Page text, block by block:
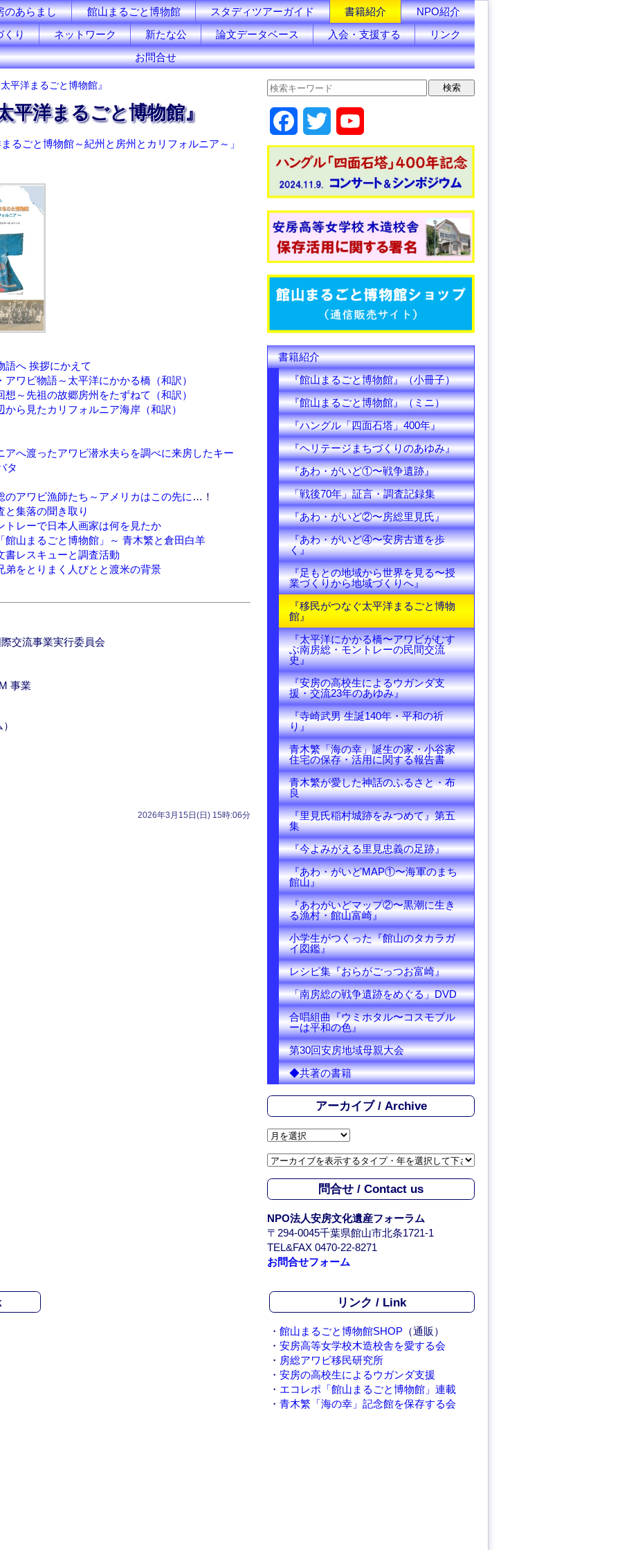
のあらまし 館山まるごと博物館 スタディツアーガイド 書籍紹介
NPO紹介
くり
ネットワーク 新たな公 論文データベース 入会・支援する
リンク
お問合せ
平洋まるごと博物館』
平洋まるごと博物館』
るごと博物館～紀州と房州とカリフォルニア～」
語へ 挨拶にかえて
ワビ物語～太平洋にかかる橋（和訳）
～先祖の故郷房州をたずねて（和訳）
ら見たカリフォルニア海岸（和訳）
へ渡ったアワビ潜水夫らを調べに来房したキー
タ
アワビ漁師たち～アメリカはこの先に …！
と集落の聞き取り
レーで日本人画家は何を見たか
山まるごと博物館」～ 青木繁と倉田白羊
書レスキューと調査活動
をとりまく人びとと渡米の背景
交流事業実行委員会
事業
2026年3月15日(日) 15時:06分
a
b
o
o
w
i
t
e
o
u
b
e
C
a
n
n
e
l
書籍紹介
『館山まるごと博物館』（小冊子）
『館山まるごと博物館』（ミニ）
『ハングル「四面石塔」400年』
『ヘリテージまちづくりのあゆみ』
『あわ・がいど①〜戦争遺跡』
「戦後70年」証言・調査記録集
『あわ・がいど②〜房総里見氏』
『あわ・がいど④〜安房古道を歩
く』
『足もとの地域から世界を見る〜授
業づくりから地域づくりへ』
『移民がつなぐ太平洋まるごと博物
館』
『太平洋にかかる橋〜アワビがむす
ぶ南房総・モントレーの民間交流
史』
『安房の高校生によるウガンダ支
援・交流23年のあゆみ』
『寺崎武男 生誕140年・平和の祈
り』
青木繁「海の幸」誕生の家・小谷家
住宅の保存・活用に関する報告書
青木繁が愛した神話のふるさと・布
良
『里見氏稲村城跡をみつめて』第五
集
『今よみがえる里見忠義の足跡』
『あわ・がいどMAP①〜海軍のまち
館山』
『あわがいどマップ②〜黒潮に生き
る漁村・館山富崎』
小学生がつくった『館山のタカラガ
イ図鑑』
レシピ集『おらがごっつお富崎』
「南房総の戦争遺跡をめぐる」DVD
合唱組曲『ウミホタル〜コスモブル
ーは平和の色』
第30回安房地域母親大会
◆共著の書籍
アーカイブ / Archive
ア
カ
イ
ブ
A
r
c
h
v
e
問合せ / Contact us
NPO法人安房文化遺産フォーラム
〒294-0045千葉県館山市北条1721-1
TEL&FAX 0470-22-8271
お問合せフォーム
リンク / Link
・ 館山まるごと博物館SHOP（通販）
・ 安房高等女学校木造校舎を愛する会
・ 房総アワビ移民研究所
・ 安房の高校生によるウガンダ支援
・ エコレポ「館山まるごと博物館」連載
・ 青木繁「海の幸」記念館を保存する会